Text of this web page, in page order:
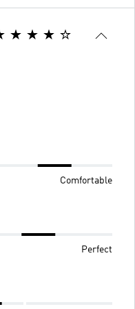
Comfortable
Perfect